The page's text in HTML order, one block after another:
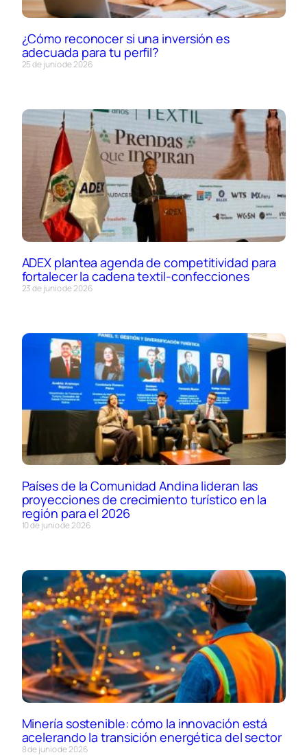
¿Cómo reconocer si una inversión es
adecuada para tu perfil?
25 de junio de 2026
ADEX plantea agenda de competitividad para
fortalecer la cadena textil-confecciones
23 de junio de 2026
Países de la Comunidad Andina lideran las
proyecciones de crecimiento turístico en la
región para el 2026
10 de junio de 2026
Minería sostenible: cómo la innovación está
acelerando la transición energética del sector
8 de junio de 2026